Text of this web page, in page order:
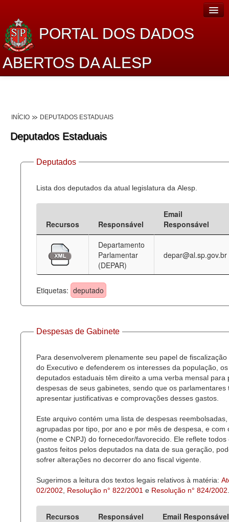
PORTAL DOS DADOS
ABERTOS DA ALESP
Lei de Acesso à Informação
Dados Governamentais Abertos
Planejamento
Catálogo de dados
Processo Legislativo
Deputados Estaduais
Administração
Legislação
Agenda
Perguntas frequentes
INÍCIO DEPUTADOS ESTADUAIS
Deputados Estaduais
Deputados
Lista dos deputados da atual legislatura da Alesp.
Recursos Responsável
Email
Responsável
Departamento
Parlamentar
(DEPAR)
depar@al.sp.gov.br
Etiquetas: deputado
Despesas de Gabinete
Para desenvolverem plenamente seu papel de fiscalização
do Executivo e defenderem os interesses da população, os
deputados estaduais têm direito a uma verba mensal para
despesas de seus gabinetes, sendo que os parlamentares
apresentar justificativas e comprovações desses gastos.
Este arquivo contém uma lista de despesas reembolsadas,
agrupadas por tipo, por ano e por mês de despesa, e com
(nome e CNPJ) do fornecedor/favorecido. Ele reflete todos
gastos feitos pelos deputados na data de sua geração,
sofrer alterações no decorrer do ano fiscal vigente.
Sugerimos a leitura dos textos legais relativos à matéria:
02/2002
Resolução n° 822/2001 e Resolução n° 824/2002
Recursos Responsável
Email Responsável